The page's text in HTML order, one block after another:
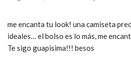
me encanta tu look! una camiseta
ideales… el bolso es lo más, me
Te sigo guapisima!!! besos